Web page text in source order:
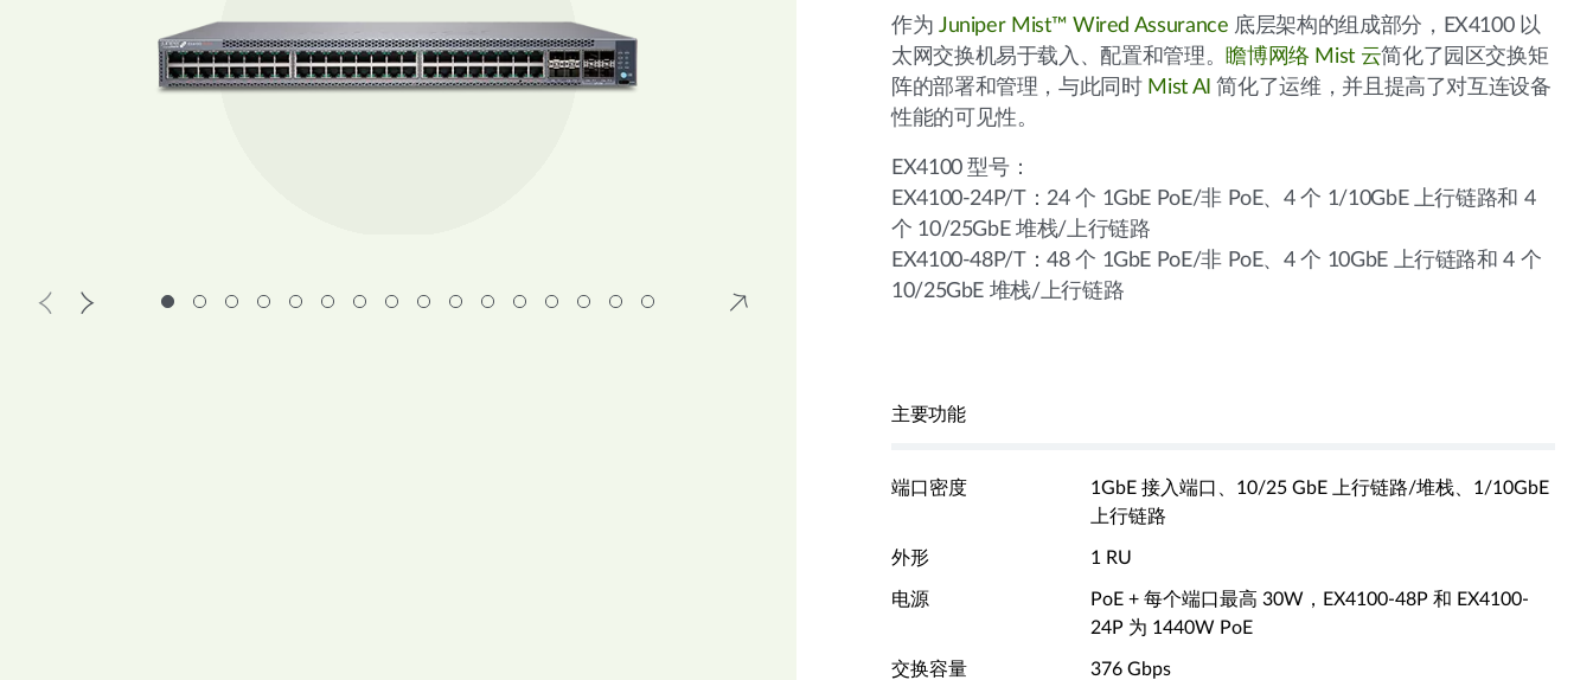
作为 Juniper Mist™ Wired Assurance 底层架构的组成部分，EX4100 以
太网交换机易于载入、配置和管理。 瞻博网络 Mist 云简化了园区交换矩
阵的部署和管理，与此同时 Mist AI 简化了运维，并且提高了对互连设备
性能的可见性。
EX4100 型号：
EX4100-24P/T：24 个 1GbE PoE/非 PoE、4 个 1/10GbE 上行链路和 4
个 10/25GbE 堆栈/上行链路
EX4100-48P/T：48 个 1GbE PoE/非 PoE、4 个 10GbE 上行链路和 4 个
10/25GbE 堆栈/上行链路
主要功能
端口密度
1GbE 接入端口、10/25 GbE 上行链路/堆栈、1/10GbE
上行链路
外形 1 RU
电源
PoE + 每个端口最高 30W，EX4100-48P 和 EX4100-
24P 为 1440W PoE
交换容量 376 Gbps